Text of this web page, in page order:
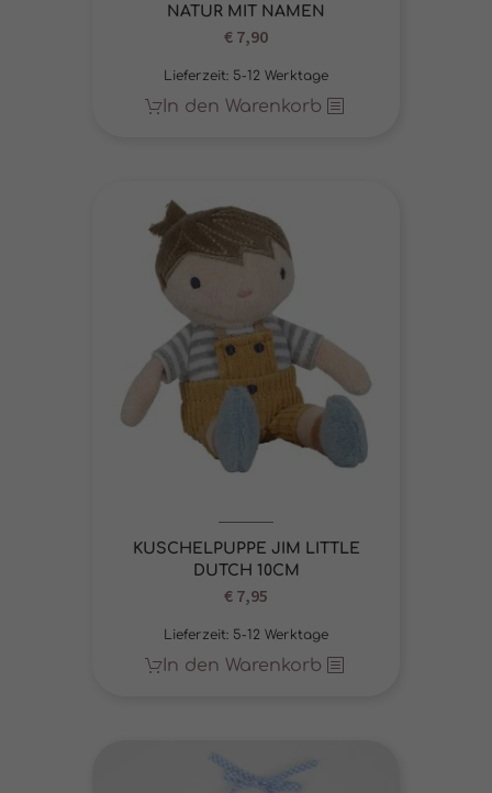
NATUR MIT NAMEN
€ 7,90
Lieferzeit: 5-12 Werktage
In den Warenkorb
KUSCHELPUPPE JIM LITTLE
DUTCH 10CM
€ 7,95
Lieferzeit: 5-12 Werktage
In den Warenkorb